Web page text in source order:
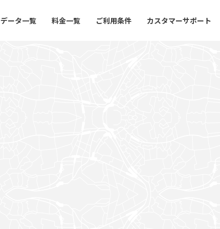
データ一覧 料金一覧 ご利用条件 カスタマーサポート